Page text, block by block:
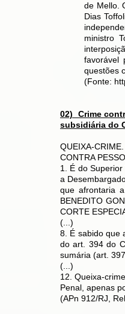
de Mello.
Dias
ministro
favorável
questões
(Fonte:
02) Crime
subsidiária do
QUEIXA-
CONTRA
1. É do
a
que afrontaria
BENEDITO
CORTE
(...)
8. É sabido que
do art. 394 do
sumária (art.
(...)
12. Queixa-
Penal, apenas
(APn 912/RJ,